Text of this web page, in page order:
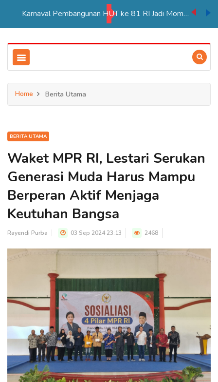
Karnaval Pembangunan HUT ke 81 RI Jadi Momentum Perkuat Persatuan di Merauke
Home Berita Utama
BERITA UTAMA
Waket MPR RI, Lestari Serukan
Generasi Muda Harus Mampu
Berperan Aktif Menjaga
Keutuhan Bangsa
Rayendi Purba 03 Sep 2024 23:13 2468